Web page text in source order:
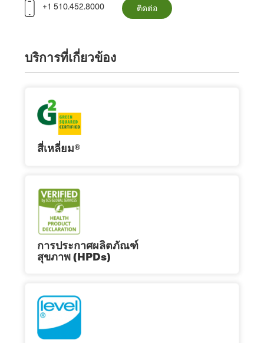
+1 510.452.8000 ติดต่อ
บริการที่เกี่ยวข้อง
สี่เหลี่ยม®
การประกาศผลิตภัณฑ์
สุขภาพ (HPDs)